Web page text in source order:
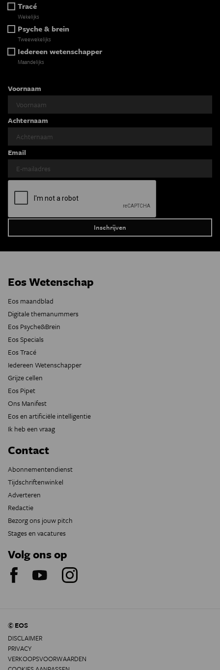
Tracé
Wekelijks
Psyche & brein
Tweewekelijks
Iedereen wetenschapper
Maandelijks
Voornaam
Achternaam
Email
Eos Wetenschap
Eos maandblad
Digitale themanummers
Eos Psyche&Brein
Eos Specials
Eos Tracé
Iedereen Wetenschapper
Grijze cellen
Eos Pipet
Ons Manifest
Eos en artificiële intelligentie
Ik heb een vraag
Contact
Abonnementendienst
Tijdschriftenwinkel
Adverteren
Redactie
Bezorg ons jouw pitch
Stages en vacatures
Volg ons op
© EOS
DISCLAIMER
PRIVACY
VERKOOPSVOORWAARDEN